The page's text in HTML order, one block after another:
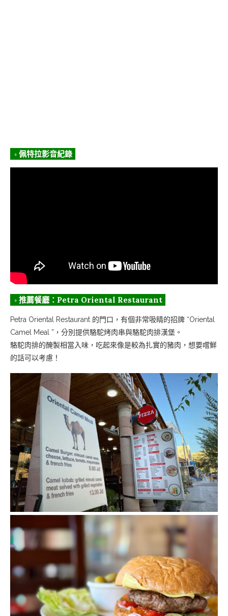
◦ 佩特拉影音紀錄
◦ 推薦餐廳：Petra Oriental Restaurant
Petra Oriental Restaurant 的門口，有個非常吸睛的招牌 “Oriental
Camel Meal ”，分別提供駱駝烤肉串與駱駝肉排漢堡。
駱駝肉排的醃製相當入味，吃起來像是較為扎實的豬肉，想要嚐鮮
的話可以考慮！